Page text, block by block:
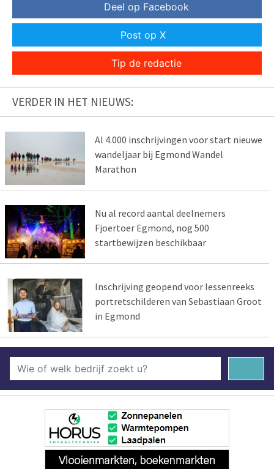
Deel op Facebook
Post op X
Tip de redactie
VERDER IN HET NIEUWS:
Al 4.000 inschrijvingen voor start nieuwe
wandeljaar bij Egmond Wandel
Marathon
Nu al record aantal deelnemers
Fjoertoer Egmond, nog 500
startbewijzen beschikbaar
Inschrijving geopend voor lessenreeks
portretschilderen van Sebastiaan Groot
in Egmond